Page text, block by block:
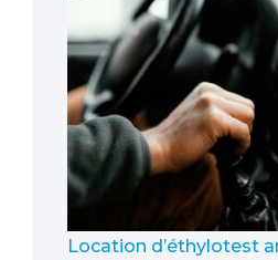
Location d’éthylotest